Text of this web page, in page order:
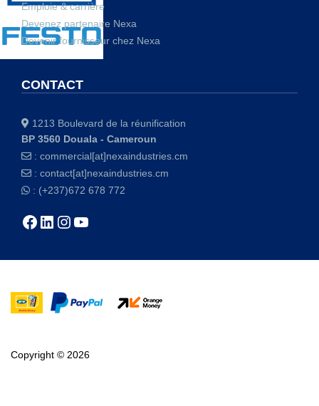
Emploie & carrière
Devenez partenaire Nexa
Devenir fournisseur chez Nexa
CONTACT
1213 Boulevard de la réunification
BP 3560 Douala - Cameroun
: commercial[at]nexaindustries.cm
: contact[at]nexaindustries.cm
: (+237)672 678 772
Copyright © 2026